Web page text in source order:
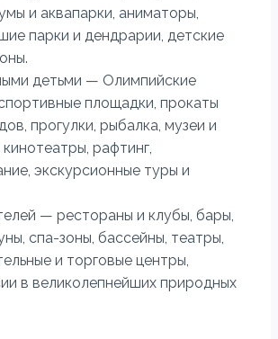
и аквапарки, аниматоры,
парки и дендрарии, детские
детьми — Олимпийские
площадки, прокаты
прогулки, рыбалка, музеи и
рафтинг,
экскурсионные туры и
— рестораны и клубы, бары,
спа-зоны, бассейны, театры,
и торговые центры,
в великолепнейших природных